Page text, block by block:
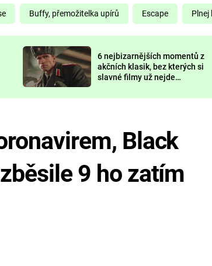
DELIVERANCE
Buffy, přemožitelka upírů Escape Plnej
6 nejbizarnějších momentů z
akčních klasik, bez kterých si
slavné filmy už nejde
Black
9 ho zatím